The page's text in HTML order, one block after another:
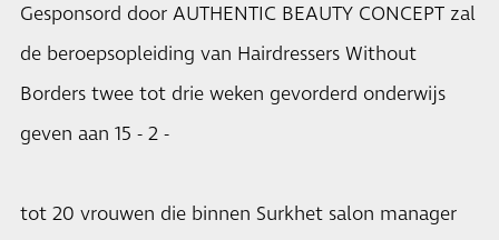
Gesponsord door AUTHENTIC BEAUTY CONCEPT zal
de beroepsopleiding van Hairdressers Without
Borders twee tot drie weken gevorderd onderwijs
geven aan 15 - 2 -
tot 20 vrouwen die binnen Surkhet salon manager